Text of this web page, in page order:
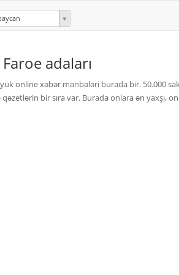
Faroe adaları
online xəbər mənbələri burada bir. 50.000
bir sıra var. Burada onlara ən yaxşı,